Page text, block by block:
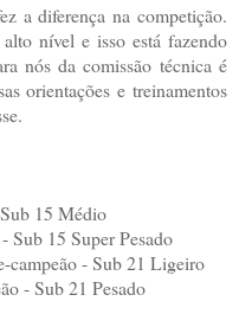
a diferença na competição.
nível e isso está fazendo
nós da comissão técnica é
orientações e treinamentos
15 Médio
Sub 15 Super Pesado
campeão - Sub 21 Ligeiro
- Sub 21 Pesado